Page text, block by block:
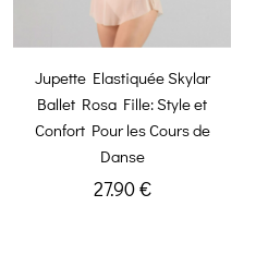
Jupette Elastiquée Skylar
Ballet Rosa Fille: Style et
Confort Pour les Cours de
Danse
27.90 €